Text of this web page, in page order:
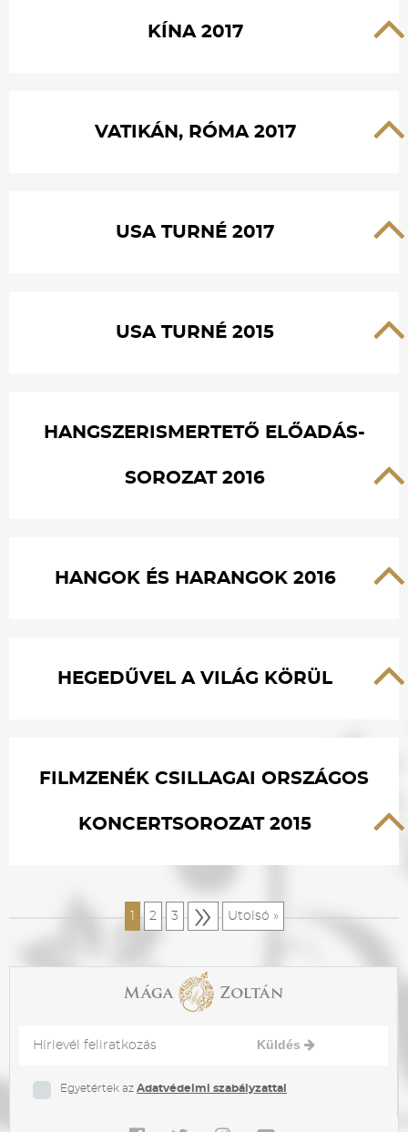
KÍNA 2017
VATIKÁN, RÓMA 2017
USA TURNÉ 2017
USA TURNÉ 2015
HANGSZERISMERTETŐ ELŐADÁS-
SOROZAT 2016
HANGOK ÉS HARANGOK 2016
HEGEDŰVEL A VILÁG KÖRÜL
FILMZENÉK CSILLAGAI ORSZÁGOS
KONCERTSOROZAT 2015
2 3 » Utolsó »
Küldés
Egyetértek az Adatvédelmi szabályzattal